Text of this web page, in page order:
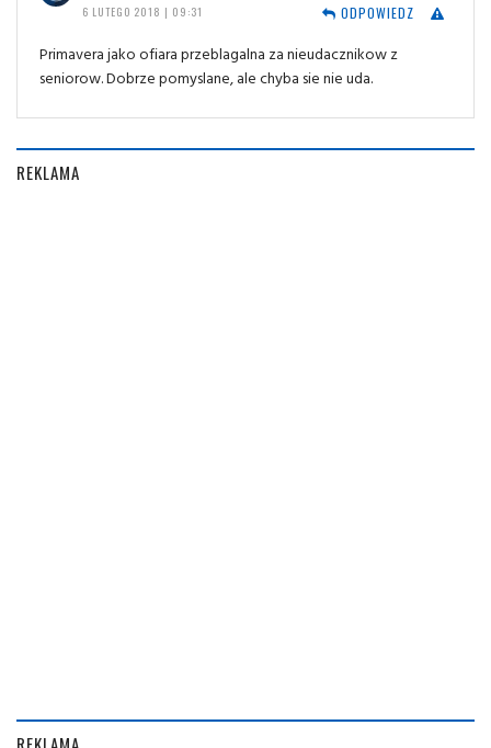
6 LUTEGO 2018 | 09:31
ODPOWIEDZ
Primavera jako ofiara przeblagalna za nieudacznikow z
seniorow. Dobrze pomyslane, ale chyba sie nie uda.
REKLAMA